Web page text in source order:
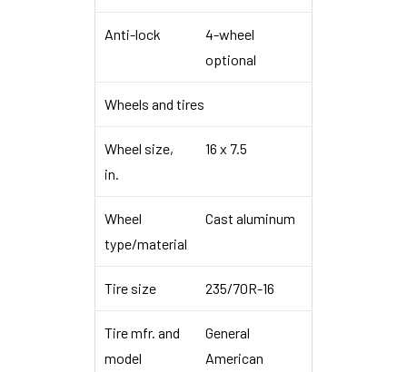
Anti-lock
4-wheel
optional
Wheels and tires
Wheel size,
in.
16 x 7.5
Wheel
type/material
Cast aluminum
Tire size 235/70R-16
Tire mfr. and
model
General
American